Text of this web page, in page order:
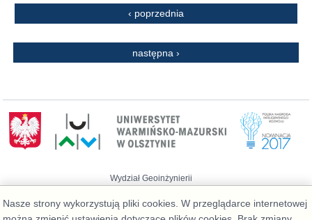
Strony ‹ poprzednia
następna ›
Wydział Geoinżynierii
admin@geo.kortowo.pl, Informacja o plikach
cookies
Nasze strony wykorzystują pliki cookies. W przeglądarce internetowej